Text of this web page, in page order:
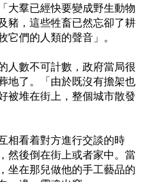
大羣已經快要變成野生動物
豬，這些牲畜已然忘卻了耕
它們的人類的聲音」。
人數不可計數，政府當局很
地了。「由於既沒有擔架也
被堆在街上，整個城市散發
相看着對方進行交談的時
然後倒在街上或者家中。當
坐在那兒做他的手工藝品的